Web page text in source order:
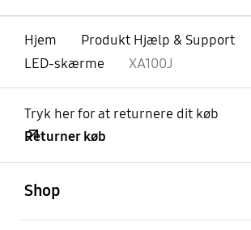
Hjem Produkt Hjælp & Support
LED-skærme
XA100J
Tryk her for at returnere dit køb
Returner køb
Shop